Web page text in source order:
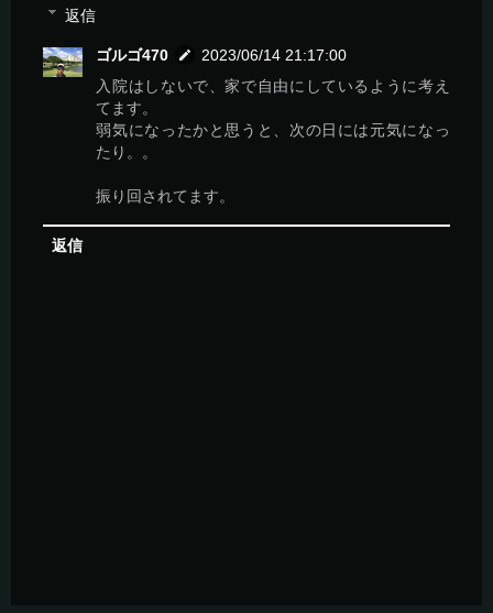
返信
ゴルゴ470
2023/06/14 21:17:00
入院はしないで、家で自由にしているように考え
てます。
弱気になったかと思うと、次の日には元気になっ
たり。。
振り回されてます。
返信